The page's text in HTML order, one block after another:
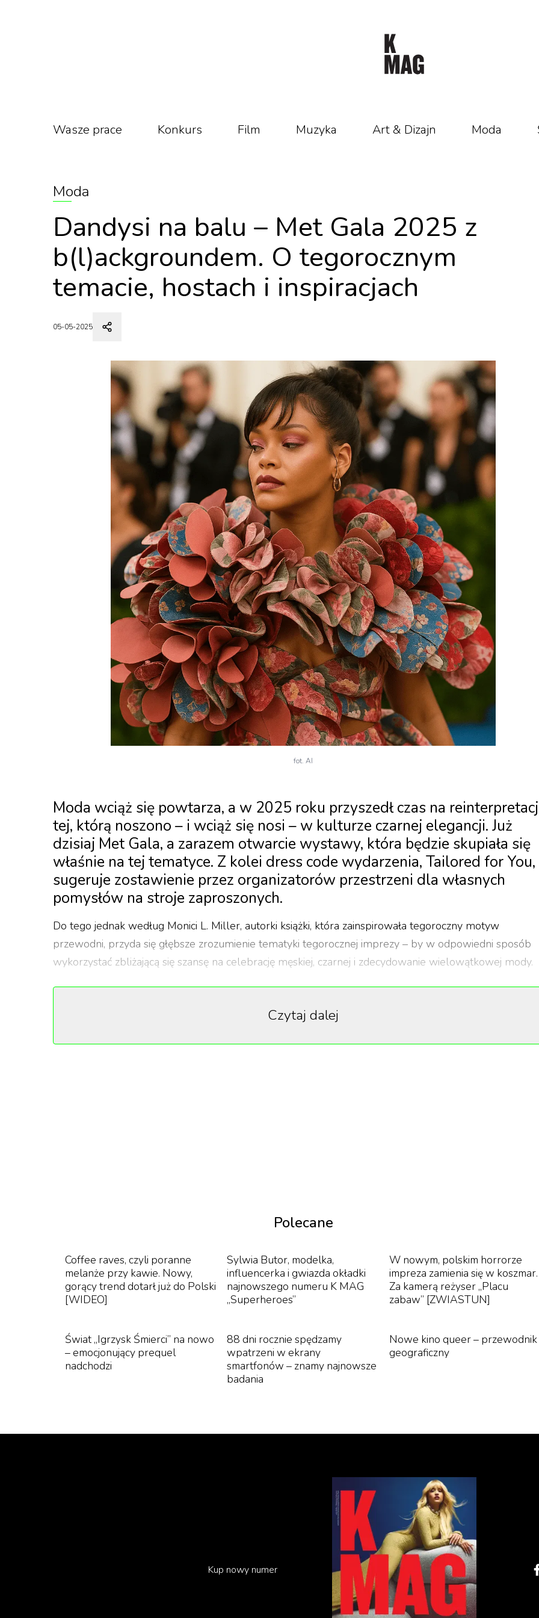
Wasze prace Konkurs Film Muzyka Art & Dizajn Moda
Moda
Dandysi na balu – Met Gala 2025 z
b(l)ackgroundem. O tegorocznym
temacie, hostach i inspiracjach
05-05-2025
fot. AI
Moda wciąż się powtarza, a w 2025 roku przyszedł czas na
tej, którą noszono – i wciąż się nosi – w kulturze czarnej elegancji. Już
dzisiaj Met Gala, a zarazem otwarcie wystawy, która będzie skupiała się
właśnie na tej tematyce. Z kolei dress code wydarzenia, Tailored for You,
sugeruje zostawienie przez organizatorów przestrzeni dla własnych
pomysłów na stroje zaproszonych.
Do tego jednak według Monici L. Miller, autorki książki, która zainspirowała tegoroczny motyw
przewodni, przyda się głębsze zrozumienie tematyki tegorocznej imprezy – by w odpowiedni sposób
wykorzystać zbliżającą się szansę na celebrację męskiej, czarnej i zdecydowanie wielowątkowej mody.
Między pretensjonalnością a niewymuszonym szykiem przebiega cienka granica, wobec której
mnie – leży dandyzm, a choć being nonchalant podobno ma być out w 2025 roku – jako tło
Met Gali dla dobrze skrojonych garniturów rzeczywiście może się sprawdzić. Bieżący temat, wybrany
przez Andrew Boltona, głównego kuratora Instytutu Kostiumów w Metropolitan Museum of Art, to
Superfine: Tailoring Black Style, co można przetłumaczyć na „Superfine: Krawiectwo czarnego stylu’’.
Pomysł ten poprzedzała książka Monici L. Miller, pisarki i profesor studiów afrykanistycznych na
College: Slaves to Fashion: Black Dandyism and the Styling of Black Diasporic Identity („Niewolnicy
mody: Czarny dandyzm i stylizowanie czarnej tożsamości diasporycznej’’), która okazała się nie tylko
Czytaj dalej
Polecane
Coffee raves, czyli poranne
melanże przy kawie. Nowy,
gorący trend dotarł już do Polski
[WIDEO]
Sylwia Butor, modelka,
influencerka i gwiazda okładki
najnowszego numeru K MAG
„Superheroes”
W nowym, polskim horrorze
impreza zamienia się w koszmar.
Za kamerą reżyser „Placu
zabaw” [ZWIASTUN]
Świat „Igrzysk Śmierci” na nowo
– emocjonujący prequel
nadchodzi
88 dni rocznie spędzamy
wpatrzeni w ekrany
smartfonów – znamy najnowsze
badania
Nowe kino queer – przewodnik
geograficzny
Kup nowy numer